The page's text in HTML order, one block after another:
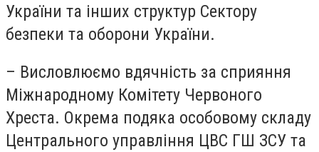
України та інших структур Сектору
безпеки та оборони України.
– Висловлюємо вдячність за сприяння
Міжнародному Комітету Червоного
Хреста. Окрема подяка особовому складу
Центрального управління ЦВС ГШ ЗСУ та